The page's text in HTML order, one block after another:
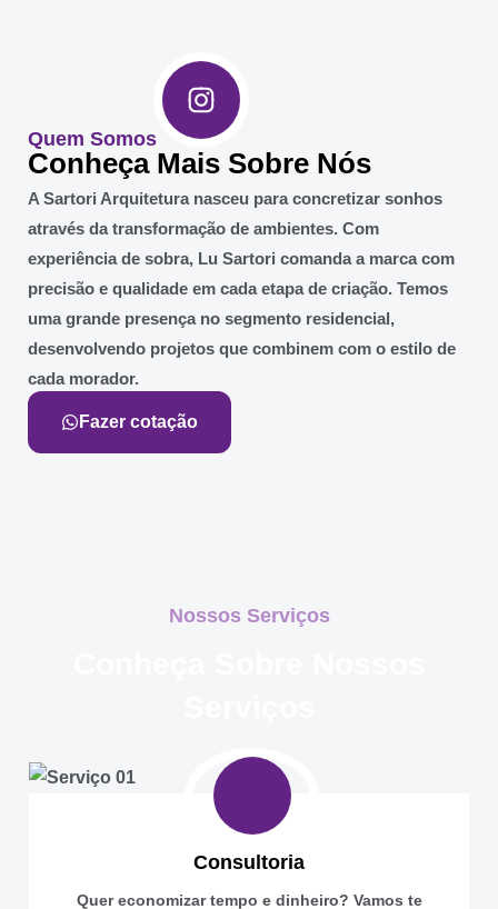
Quem Somos
Conheça Mais Sobre Nós
A Sartori Arquitetura nasceu para concretizar sonhos
através da transformação de ambientes. Com
experiência de sobra, Lu Sartori comanda a marca com
precisão e qualidade em cada etapa de criação. Temos
uma grande presença no segmento residencial,
desenvolvendo projetos que combinem com o estilo de
cada morador.
Fazer cotação
Nossos Serviços
Consultoria
Quer economizar tempo e dinheiro? Vamos te